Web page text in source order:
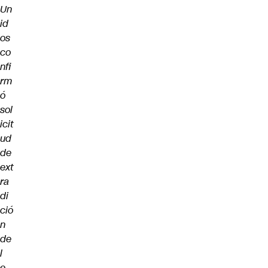
Un
id
os
co
nfi
rm
ó
sol
icit
ud
de
ext
ra
di
ció
n
de
l